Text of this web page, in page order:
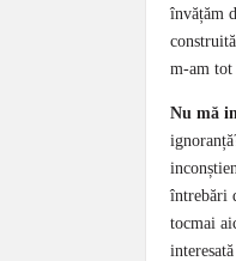
învățăm
m-am tot
Nu mă
întrebări
tocmai